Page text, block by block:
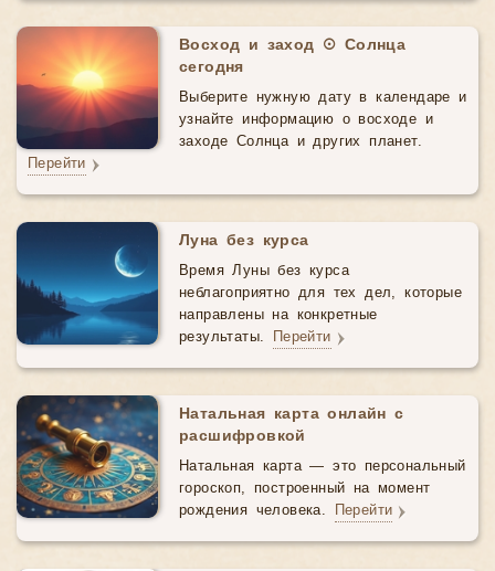
Восход и заход ☉ Солнца
сегодня
Выберите нужную дату в календаре и
узнайте информацию о восходе и
заходе Солнца и других планет.
Перейти
Луна без курса
Время Луны без курса
неблагоприятно для тех дел, которые
направлены на конкретные
результаты. Перейти
Натальная карта онлайн с
расшифровкой
Натальная карта — это персональный
гороскоп, построенный на момент
рождения человека. Перейти